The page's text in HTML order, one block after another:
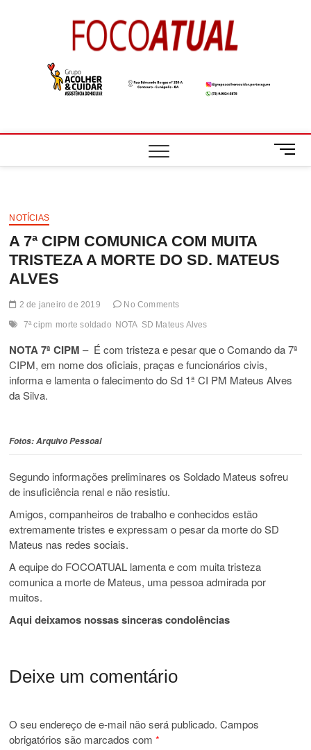
M
e
t
NOTÍCIAS
A 7ª CIPM COMUNICA COM MUITA
TRISTEZA A MORTE DO SD. MATEUS
ALVES
2 de janeiro de 2019 No Comments
7ª cipm morte soldado NOTA SD Mateus Alves
NOTA 7ª CIPM – É com tristeza e pesar que o Comando da 7ª
CIPM, em nome dos oficiais, praças e funcionários civis,
informa e lamenta o falecimento do Sd 1ª CI PM Mateus Alves
da Silva.
Fotos: Arquivo Pessoal
Segundo informações preliminares os Soldado Mateus sofreu
de insuficiência renal e não resistiu.
Amigos, companheiros de trabalho e conhecidos estão
extremamente tristes e expressam o pesar da morte do SD
Mateus nas redes sociais.
A equipe do FOCOATUAL lamenta e com muita tristeza
comunica a morte de Mateus, uma pessoa admirada por
muitos.
Aqui deixamos nossas sinceras condolências
Deixe um comentário
O seu endereço de e-mail não será publicado. Campos
obrigatórios são marcados com*